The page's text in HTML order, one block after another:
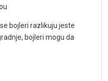
bojleri razlikuju jeste
bojleri mogu da